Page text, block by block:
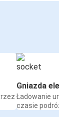
Gniazda
Ładowanie
czasie